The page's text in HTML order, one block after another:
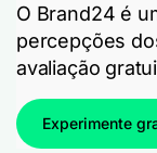
O Brand24 é
percepções
avaliação
Experimente